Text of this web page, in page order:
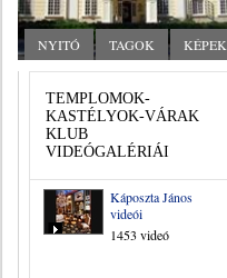
NYITÓ TAGOK KÉPEK
TEMPLOMOK-
KASTÉLYOK-VÁRAK
KLUB
VIDEÓGALÉRIÁI
Káposzta János
videói
1453 videó